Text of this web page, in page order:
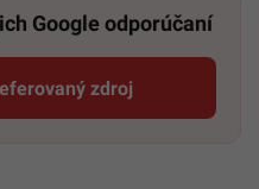
Google odporúčaní
zdroj
odkaz sa otvorí v